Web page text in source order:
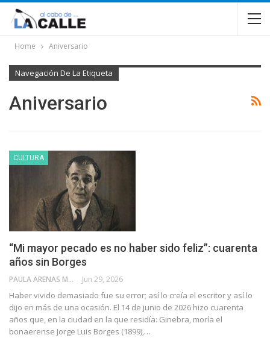
Home Aniversario
Navegación De La Etiqueta
Aniversario
CULTURA
“Mi mayor pecado es no haber sido feliz”: cuarenta
años sin Borges
PAULA ARENAS MARTÍN ABRIL Jun 29, 2026
Haber vivido demasiado fue su error; así lo creía el escritor y así lo
dijo en más de una ocasión. El 14 de junio de 2026 hizo cuarenta
años que, en la ciudad en la que residía: Ginebra, moría el
bonaerense Jorge Luis Borges (1899),…